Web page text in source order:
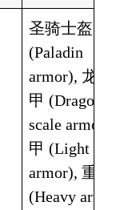
圣骑士盔甲
(Paladin
armor), 龙
甲 (Dragon
scale
甲 (Light
armor), 重甲
(Heavy